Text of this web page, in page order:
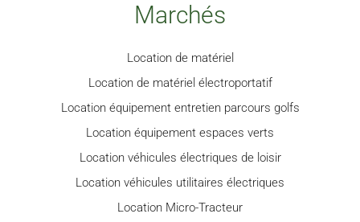
Marchés
Location de matériel
Location de matériel électroportatif
Location équipement entretien parcours golfs
Location équipement espaces verts
Location véhicules électriques de loisir
Location véhicules utilitaires électriques
Location Micro-Tracteur